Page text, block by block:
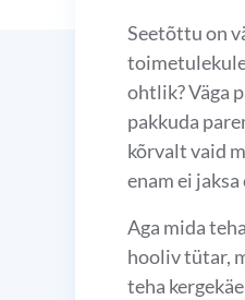
Seetõttu on
ohtlik? Väga
pakkuda
kõrvalt vaid
enam ei
Aga mida
hooliv tütar,
teha